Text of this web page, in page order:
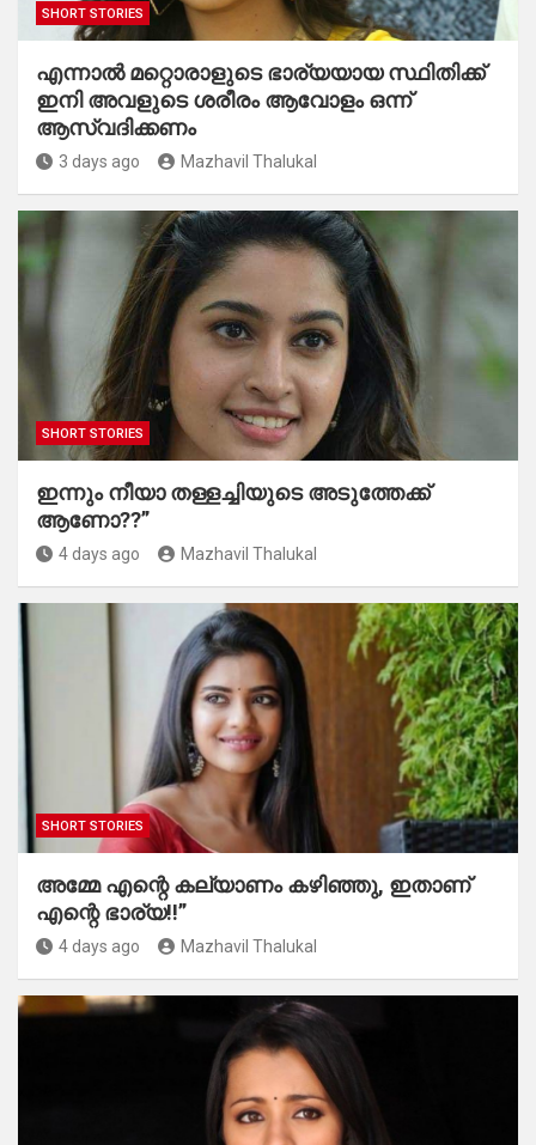
SHORT STORIES
എന്നാൽ മറ്റൊരാളുടെ ഭാര്യയായ സ്ഥിതിക്ക്
ഇനി അവളുടെ ശരീരം ആവോളം ഒന്ന്
ആസ്വദിക്കണം
3 days ago Mazhavil Thalukal
SHORT STORIES
ഇന്നും നീയാ തള്ളച്ചിയുടെ അടുത്തേക്ക്
ആണോ??”
4 days ago Mazhavil Thalukal
SHORT STORIES
അമ്മേ എന്റെ കല്യാണം കഴിഞ്ഞു, ഇതാണ്
എന്റെ ഭാര്യ!!”
4 days ago Mazhavil Thalukal